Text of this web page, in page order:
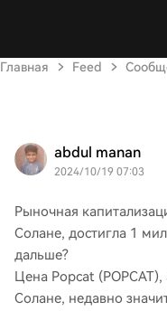
Главная Feed
abdul manan
2024/10/19 07:03
Рыночная
Солане, достигла 1
дальше?
Цена Popcat
Солане, недавно